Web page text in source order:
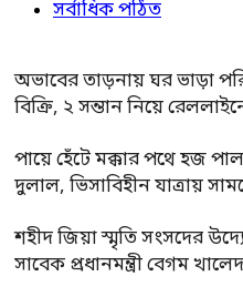
সর্বাধিক পঠিত
অভাবের তাড়নায় ঘর ভাড়া
বিক্রি, ২ সন্তান নিয়ে
পায়ে হেঁটে মক্কার পথে হজ
দুলাল, ভিসাবিহীন যাত্রায়
শহীদ জিয়া স্মৃতি সংসদের
সাবেক প্রধানমন্ত্রী বেগম